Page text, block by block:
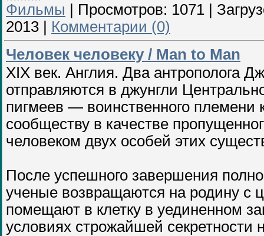
Фильмы | Просмотров: 1071 |
2013 | Комментарии (0)
Человек человеку / Man to Man
XIX век. Англия. Два антрополога
отправляются в джунгли
пигмеев — воинственного племени
сообществу в качестве
человеком двух особей этих
После успешного завершения
ученые возвращаются на родину с
помещают в клетку в уединенном
условиях строжайшей секретности